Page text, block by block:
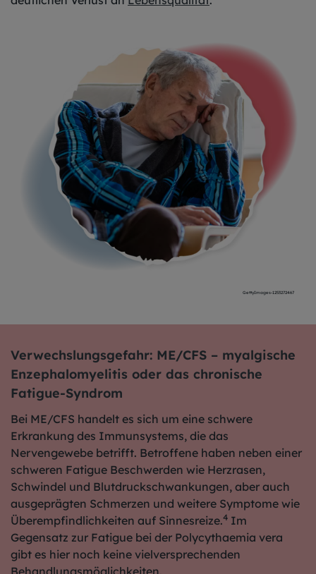
GettyImages-1253272467
Verwechslungsgefahr: ME/CFS – myalgische
Enzephalomyelitis oder das chronische
Fatigue-Syndrom
Bei ME/CFS handelt es sich um eine schwere
Erkrankung des Immunsystems, die das
Nervengewebe betrifft. Betroffene haben neben einer
schweren Fatigue Beschwerden wie Herzrasen,
Schwindel und Blutdruckschwankungen, aber auch
ausgeprägten Schmerzen und weitere Symptome wie
Überempfindlichkeiten auf Sinnesreize.4 Im
Gegensatz zur Fatigue bei der Polycythaemia vera
gibt es hier noch keine vielversprechenden